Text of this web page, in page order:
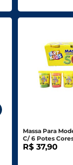
Massa Para
C/ 6 Potes
R$ 37,90